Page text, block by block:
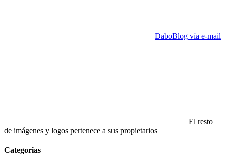
DaboBlog vía e-mail
El resto
de imágenes y logos pertenece a sus propietarios
Categorias